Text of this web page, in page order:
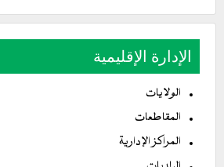
الإدارة الإقليمية
الولايات
المقاطعات
المراكز الإدارية